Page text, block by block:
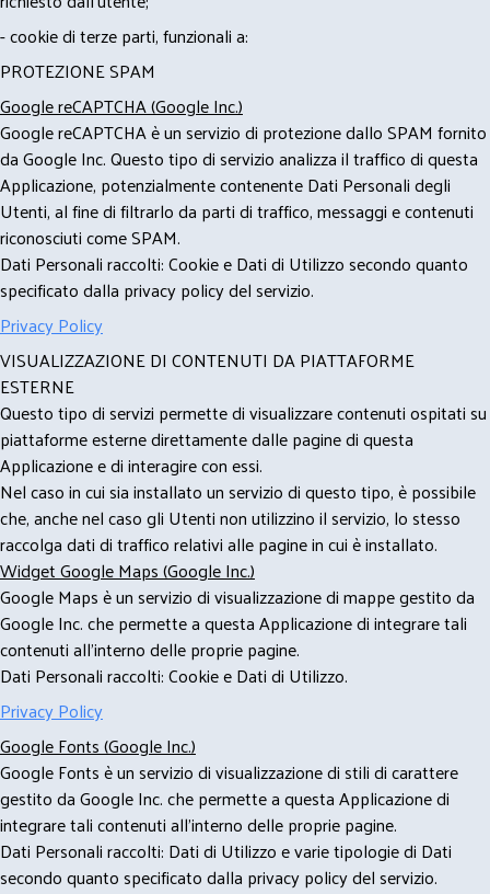
- cookie di terze parti, funzionali a:
PROTEZIONE SPAM
Google reCAPTCHA (Google Inc.)
Google reCAPTCHA è un servizio di protezione dallo SPAM fornito
da Google Inc. Questo tipo di servizio analizza il traffico di questa
Applicazione, potenzialmente contenente Dati Personali degli
Utenti, al fine di filtrarlo da parti di traffico, messaggi e contenuti
riconosciuti come SPAM.
Dati Personali raccolti: Cookie e Dati di Utilizzo secondo quanto
specificato dalla privacy policy del servizio.
Privacy Policy
VISUALIZZAZIONE DI CONTENUTI DA PIATTAFORME
ESTERNE
Questo tipo di servizi permette di visualizzare contenuti ospitati su
piattaforme esterne direttamente dalle pagine di questa
Applicazione e di interagire con essi.
Nel caso in cui sia installato un servizio di questo tipo, è possibile
che, anche nel caso gli Utenti non utilizzino il servizio, lo stesso
raccolga dati di traffico relativi alle pagine in cui è installato.
Widget Google Maps (Google Inc.)
Google Maps è un servizio di visualizzazione di mappe gestito da
Google Inc. che permette a questa Applicazione di integrare tali
contenuti all'interno delle proprie pagine.
Dati Personali raccolti: Cookie e Dati di Utilizzo.
Privacy Policy
Google Fonts (Google Inc.)
Google Fonts è un servizio di visualizzazione di stili di carattere
gestito da Google Inc. che permette a questa Applicazione di
integrare tali contenuti all'interno delle proprie pagine.
Dati Personali raccolti: Dati di Utilizzo e varie tipologie di Dati
secondo quanto specificato dalla privacy policy del servizio.